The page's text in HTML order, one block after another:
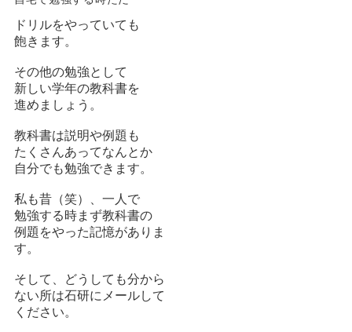
ドリルをやっていても
飽きます。
その他の勉強として
新しい学年の教科書を
進めましょう。
教科書は説明や例題も
たくさんあってなんとか
自分でも勉強できます。
私も昔（笑）、一人で
勉強する時まず教科書の
例題をやった記憶がありま
す。
そして、どうしても分から
ない所は石研にメールして
ください。